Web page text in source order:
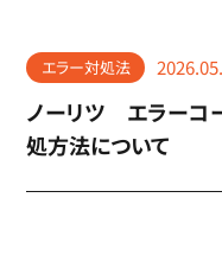
エラー対処法
ノーリツ エラーコ
処方法について